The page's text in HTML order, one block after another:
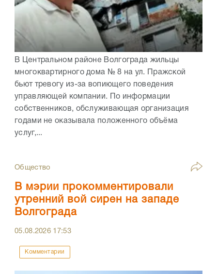
В Центральном районе Волгограда жильцы
многоквартирного дома № 8 на ул. Пражской
бьют тревогу из-за вопиющего поведения
управляющей компании. По информации
собственников, обслуживающая организация
годами не оказывала положенного объёма
услуг,...
Общество
В мэрии прокомментировали
утренний вой сирен на западе
Волгограда
05.08.2026 17:53
Комментарии